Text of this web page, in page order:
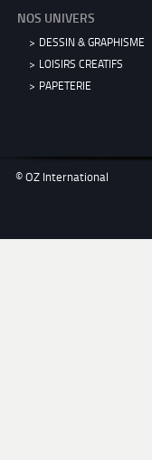
NOS UNIVERS
DESSIN & GRAPHISME
LOISIRS CREATIFS
PAPETERIE
© OZ International